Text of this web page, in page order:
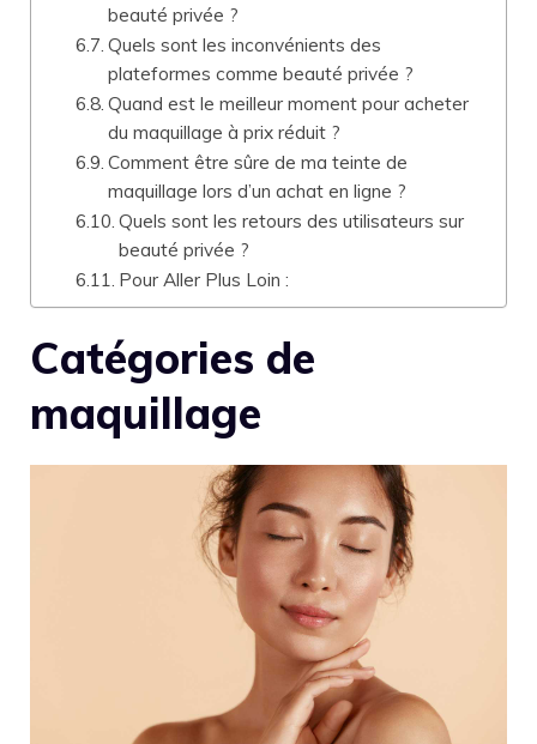
beauté privée ?
Quels sont les inconvénients des
plateformes comme beauté privée ?
Quand est le meilleur moment pour acheter
du maquillage à prix réduit ?
Comment être sûre de ma teinte de
maquillage lors d’un achat en ligne ?
Quels sont les retours des utilisateurs sur
beauté privée ?
Pour Aller Plus Loin :
Catégories de
maquillage